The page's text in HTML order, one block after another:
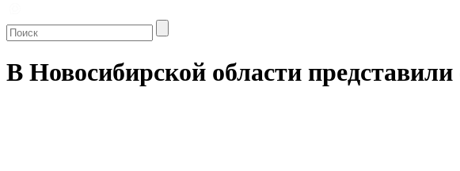
В Новосибирской области